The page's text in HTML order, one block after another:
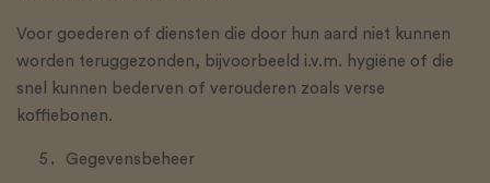
Voor goederen of diensten die door hun aard niet kunnen
worden teruggezonden, bijvoorbeeld i.v.m. hygiëne of die
snel kunnen bederven of verouderen zoals verse
koffiebonen.
Gegevensbeheer